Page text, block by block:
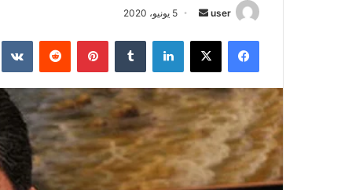
user
أرسل 5 يونيو، 2020
فيسبوك ‫X لينكدإن بينتيريست